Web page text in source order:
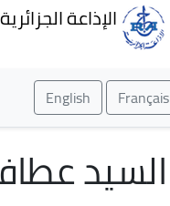
الإذاعة الجزائرية
Français
English
السيد